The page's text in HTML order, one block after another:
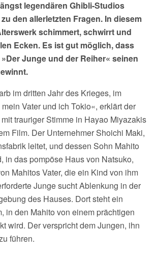
legendären Ghibli-Studios
den allerletzten Fragen. In diesem
schimmert, schwirrt und
Ecken. Es ist gut möglich, dass
»Der Junge und der Reiher« seinen
im dritten Jahr des Krieges, im
Vater und ich Tokio«, erklärt der
trauriger Stimme in Hayao Miyazakis
Film. Der Unternehmer Shoichi Maki,
leitet, und dessen Sohn Mahito
in das pompöse Haus von Natsuko,
Mahitos Vater, die ein Kind von ihm
Junge sucht Ablenkung in der
des Hauses. Dort steht ein
in den Mahito von einem prächtigen
wird. Der verspricht dem Jungen, ihn
führen.